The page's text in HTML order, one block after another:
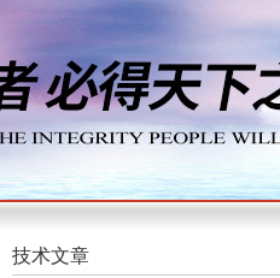
技术文章